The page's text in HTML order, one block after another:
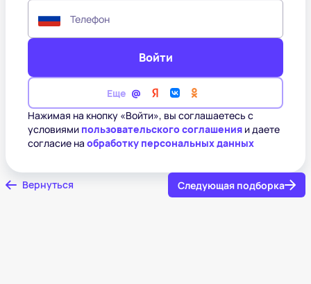
Телефон
Войти
Еще
Нажимая на кнопку «Войти», вы соглашаетесь с
условиями пользовательского соглашения и даете
согласие на обработку персональных данных
Вернуться Следующая подборка